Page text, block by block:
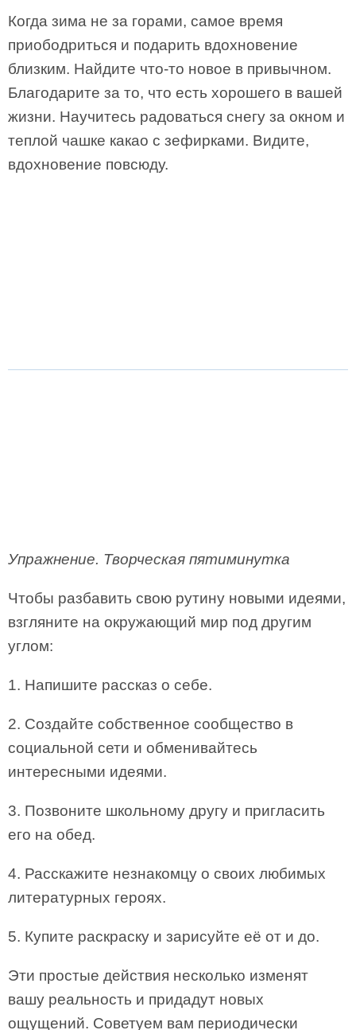
Когда зима не за горами, самое время
приободриться и подарить вдохновение
близким. Найдите что-то новое в привычном.
Благодарите за то, что есть хорошего в вашей
жизни. Научитесь радоваться снегу за окном и
теплой чашке какао с зефирками. Видите,
вдохновение повсюду.
Упражнение. Творческая пятиминутка
Чтобы разбавить свою рутину новыми идеями,
взгляните на окружающий мир под другим
углом:
1. Напишите рассказ о себе.
2. Создайте собственное сообщество в
социальной сети и обменивайтесь
интересными идеями.
3. Позвоните школьному другу и пригласить
его на обед.
4. Расскажите незнакомцу о своих любимых
литературных героях.
5. Купите раскраску и зарисуйте её от и до.
Эти простые действия несколько изменят
вашу реальность и придадут новых
ощущений. Советуем вам периодически